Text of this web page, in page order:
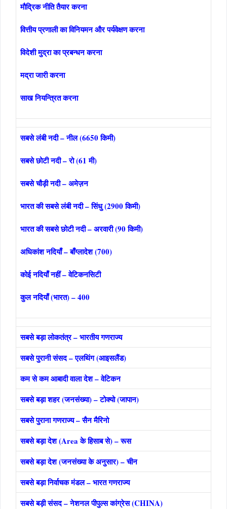
मौद्रिक नीति तैयार करना
वित्तीय प्रणाली का विनियमन और पर्यवेक्षण करना
विदेशी मुद्रा का प्रबन्धन करना
मद्रा जारी करना
साख नियन्त्रित करना
सबसे लंबी नदी – नील (6650 किमी)
सबसे छोटी नदी – रो (61 मी)
सबसे चौड़ी नदी – अमेज़न
भारत की सबसे लंबी नदी – सिंधु (2900 किमी)
भारत की सबसे छोटी नदी – अरवारी (90 किमी)
अधिकांश नदियाँ – बाँग्लादेश (700)
कोई नदियाँ नहीं – वेटिकनसिटी
कुल नदियाँ (भारत) – 400
सबसे बड़ा लोकतंत्र – भारतीय गणराज्य
सबसे पुरानी संसद – एलथिंग (आइसलैंड)
कम से कम आबादी वाला देश – वेटिकन
सबसे बड़ा शहर (जनसंख्या) – टोक्यो (जापान)
सबसे पुराना गणराज्य – सैन मैरिनो
सबसे बड़ा देश (Area के हिसाब से) – रूस
सबसे बड़ा देश (जनसंख्या के अनुसार) – चीन
सबसे बड़ा निर्वाचक मंडल – भारत गणराज्य
सबसे बड़ी संसद – नेशनल पीपुल्स कांग्रेस (CHINA)